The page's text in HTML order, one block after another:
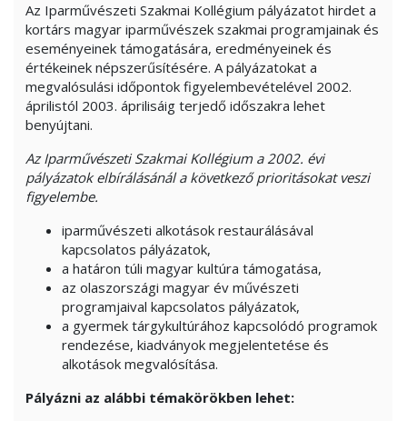
Az Iparművészeti Szakmai Kollégium pályázatot hirdet a
kortárs magyar iparművészek szakmai programjainak és
eseményeinek támogatására, eredményeinek és
értékeinek népszerűsítésére. A pályázatokat a
megvalósulási időpontok figyelembevételével 2002.
áprilistól 2003. áprilisáig terjedő időszakra lehet
benyújtani.
Az Iparművészeti Szakmai Kollégium a 2002. évi
pályázatok elbírálásánál a következő prioritásokat veszi
figyelembe.
iparművészeti alkotások restaurálásával
kapcsolatos pályázatok,
a határon túli magyar kultúra támogatása,
az olaszországi magyar év művészeti
programjaival kapcsolatos pályázatok,
a gyermek tárgykultúrához kapcsolódó programok
rendezése, kiadványok megjelentetése és
alkotások megvalósítása.
Pályázni az alábbi témakörökben lehet: